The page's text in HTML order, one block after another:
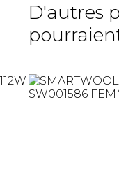
D'autres